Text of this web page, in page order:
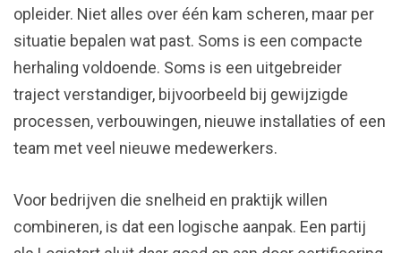
opleider. Niet alles over één kam scheren, maar per
situatie bepalen wat past. Soms is een compacte
herhaling voldoende. Soms is een uitgebreider
traject verstandiger, bijvoorbeeld bij gewijzigde
processen, verbouwingen, nieuwe installaties of een
team met veel nieuwe medewerkers.
Voor bedrijven die snelheid en praktijk willen
combineren, is dat een logische aanpak. Een partij